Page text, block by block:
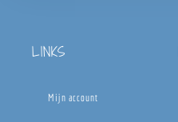
LINKS
Mijn account